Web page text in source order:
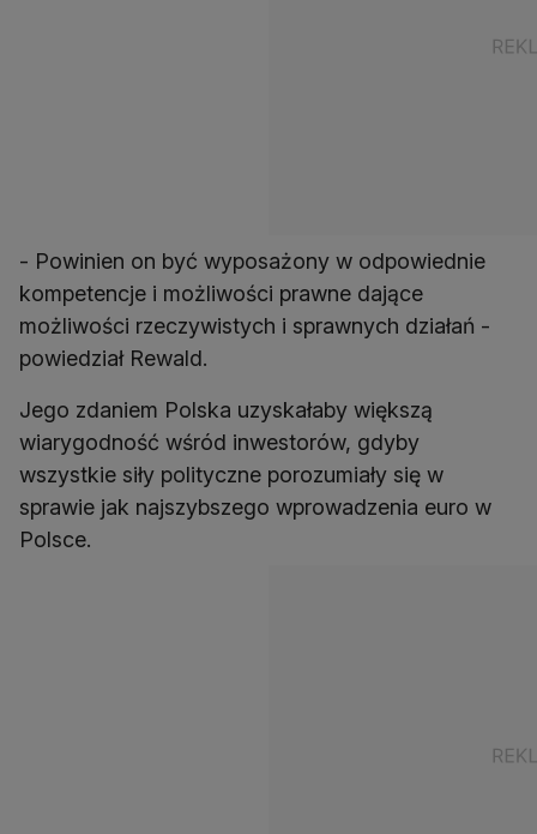
- Powinien on być wyposażony w odpowiednie
kompetencje i możliwości prawne dające
możliwości rzeczywistych i sprawnych działań -
powiedział Rewald.
Jego zdaniem Polska uzyskałaby większą
wiarygodność wśród inwestorów, gdyby
wszystkie siły polityczne porozumiały się w
sprawie jak najszybszego wprowadzenia euro w
Polsce.